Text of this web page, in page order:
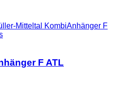
Mitteltal KombiAnhänger F
F ATL